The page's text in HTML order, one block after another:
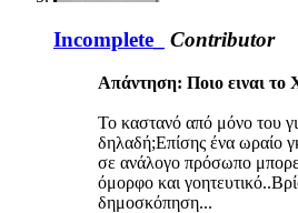
Incomplete_ Contributor
Απάντηση: Ποιο ειναι
To καστανό από μόνο του
δηλαδή;Επίσης ένα ωραίο
σε ανάλογο πρόσωπο
όμορφο και
δημοσκόπηση...